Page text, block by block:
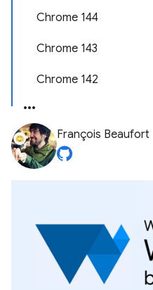
Chrome 144
Chrome 143
Chrome 142
François Beaufort